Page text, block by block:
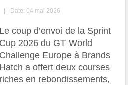
| Date: 04 mai 2026
Le coup d’envoi de la Sprint
Cup 2026 du GT World
Challenge Europe à Brands
Hatch a offert deux courses
riches en rebondissements,